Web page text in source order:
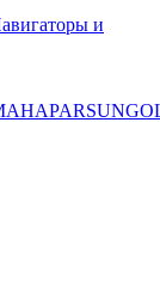
и
PARSUN